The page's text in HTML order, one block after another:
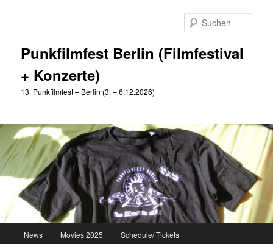
Punkfilmfest Berlin (Filmfestival
+ Konzerte)
13. Punkfilmfest – Berlin (3. – 6.12.2026)
News Movies 2025 Schedule/ Tickets